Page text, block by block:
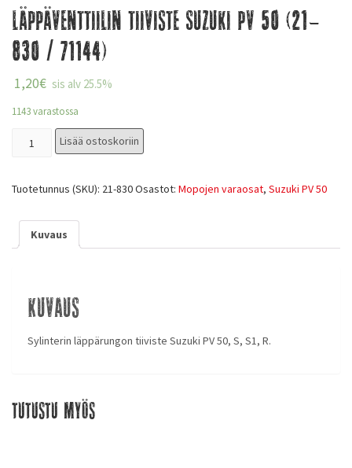
Läppäventtiilin tiiviste Suzuki PV 50 (21-
830 / 71144)
1,20€ sis alv 25.5%
1143 varastossa
Lisää ostoskoriin
Tuotetunnus (SKU): 21-830Osastot: Mopojen varaosat, Suzuki PV 50
Kuvaus
Kuvaus
Sylinterin läppärungon tiiviste Suzuki PV 50, S, S1, R.
Tutustu myös